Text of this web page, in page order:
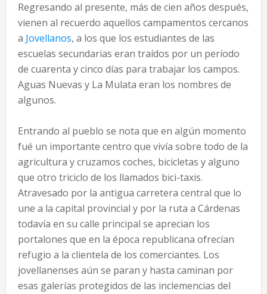
Regresando al presente, más de cien años después,
vienen al recuerdo aquellos campamentos cercanos
a Jovellanos, a los que los estudiantes de las
escuelas secundarias eran traídos por un período
de cuarenta y cinco días para trabajar los campos.
Aguas Nuevas y La Mulata eran los nombres de
algunos.
Entrando al pueblo se nota que en algún momento
fué un importante centro que vivía sobre todo de la
agricultura y cruzamos coches, bicicletas y alguno
que otro triciclo de los llamados bici-taxis.
Atravesado por la antigua carretera central que lo
une a la capital provincial y por la ruta a Cárdenas
todavía en su calle principal se aprecian los
portalones que en la época republicana ofrecían
refugio a la clientela de los comerciantes. Los
jovellanenses aún se paran y hasta caminan por
esas galerías protegidos de las inclemencias del